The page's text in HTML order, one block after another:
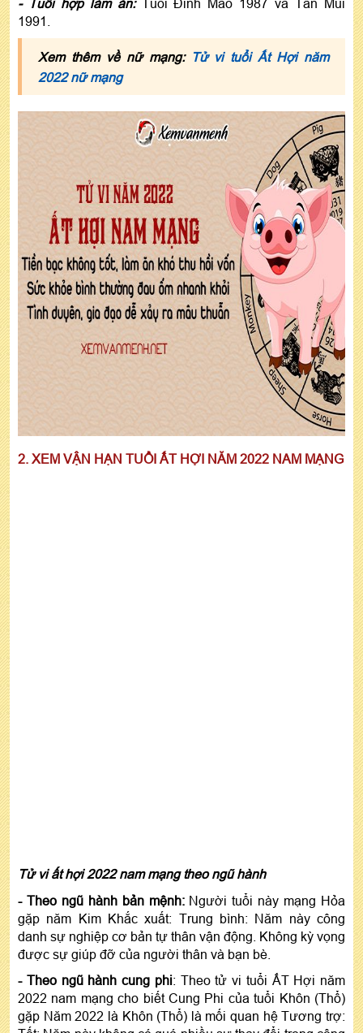
- Tuổi hợp làm ăn:Tuổi Đinh Mão 1987 và Tân Mùi
1991.
Xem thêm về nữ mạng: Tử vi tuổi Ất Hợi năm
2022 nữ mạng
2. XEM VẬN HẠN TUỔI ẤT HỢI NĂM 2022 NAM MẠNG
Tử vi ất hợi 2022 nam mạng theo ngũ hành
- Theo ngũ hành bản mệnh:Người tuổi này mạng Hỏa
gặp năm Kim Khắc xuất: Trung bình: Năm này công
danh sự nghiệp cơ bản tự thân vận động. Không kỳ vọng
được sự giúp đỡ của người thân và bạn bè.
- Theo ngũ hành cung phi: Theo tử vi tuổi ẤT Hợi năm
2022 nam mạng cho biết Cung Phi của tuổi Khôn (Thổ)
gặp Năm 2022 là Khôn (Thổ) là mối quan hệ Tương trợ: